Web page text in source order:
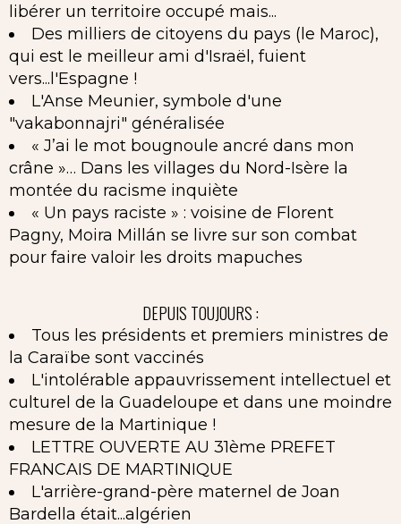
libérer un territoire occupé mais...
Des milliers de citoyens du pays (le Maroc),
qui est le meilleur ami d'Israël, fuient
vers...l'Espagne !
L'Anse Meunier, symbole d'une
"vakabonnajri" généralisée
« J’ai le mot bougnoule ancré dans mon
crâne »… Dans les villages du Nord-Isère la
montée du racisme inquiète
« Un pays raciste » : voisine de Florent
Pagny, Moira Millán se livre sur son combat
pour faire valoir les droits mapuches
DEPUIS TOUJOURS :
Tous les présidents et premiers ministres de
la Caraïbe sont vaccinés
L'intolérable appauvrissement intellectuel et
culturel de la Guadeloupe et dans une moindre
mesure de la Martinique !
LETTRE OUVERTE AU 31ème PREFET
FRANCAIS DE MARTINIQUE
L'arrière-grand-père maternel de Joan
Bardella était...algérien